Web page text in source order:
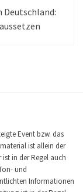
Event bzw. das
ist allein der
in der Regel auch
und
Informationen